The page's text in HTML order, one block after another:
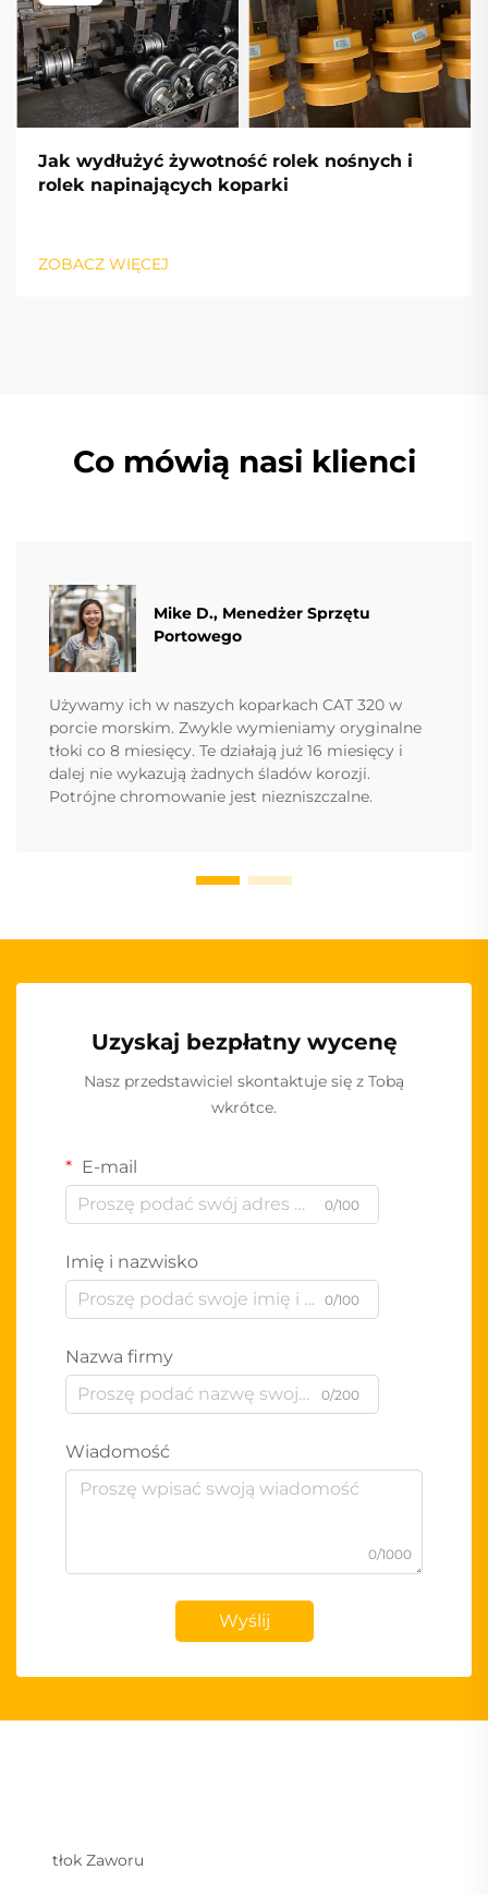
Jak wydłużyć żywotność rolek nośnych i
rolek napinających koparki
ZOBACZ WIĘCEJ
Co mówią nasi klienci
Mike D., Menedżer Sprzętu
Portowego
Używamy ich w naszych koparkach CAT 320 w
porcie morskim. Zwykle wymieniamy oryginalne
tłoki co 8 miesięcy. Te działają już 16 miesięcy i
dalej nie wykazują żadnych śladów korozji.
Potrójne chromowanie jest niezniszczalne.
Uzyskaj bezpłatny wycenę
Nasz przedstawiciel skontaktuje się z Tobą
wkrótce.
E-mail
0/100
Imię i nazwisko
0/100
Nazwa firmy
0/200
Wiadomość
0/1000
Wyślij
tłok Zaworu